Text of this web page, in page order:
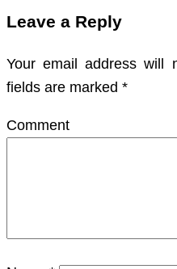
Leave a Reply
Your email address will
fields are marked *